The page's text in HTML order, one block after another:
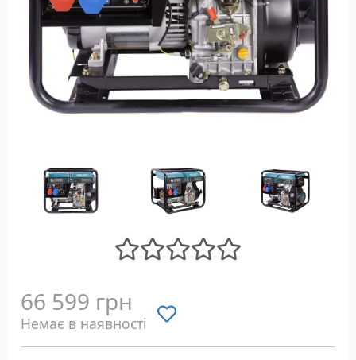
66 599 грн
Немає в наявності